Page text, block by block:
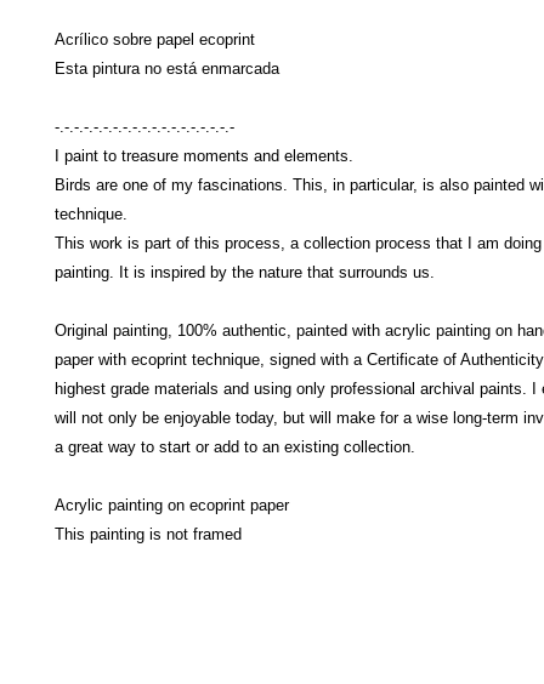
Acrílico sobre papel ecoprint
Esta pintura no está enmarcada
-.-.-.-.-.-.-.-.-.-.-.-.-.-.-.-.-.-.-
I paint to treasure moments and elements.
Birds are one of my fascinations. This, in particular, is also painted
technique.
This work is part of this process, a collection process that I am doing
painting. It is inspired by the nature that surrounds us.
Original painting, 100% authentic, painted with acrylic painting on
paper with ecoprint technique, signed with a Certificate of
highest grade materials and using only professional archival paints. I
will not only be enjoyable today, but will make for a wise long-term
a great way to start or add to an existing collection.
Acrylic painting on ecoprint paper
This painting is not framed